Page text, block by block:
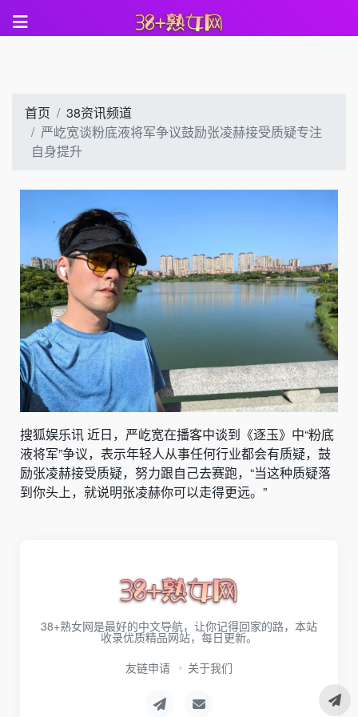
首页
38资讯频道
严屹宽谈粉底液将军争议鼓励张凌赫接受质疑专注
自身提升
搜狐娱乐讯 近日，严屹宽在播客中谈到《逐玉》中“粉底
液将军”争议，表示年轻人从事任何行业都会有质疑，鼓
励张凌赫接受质疑，努力跟自己去赛跑，“当这种质疑落
到你头上，就说明张凌赫你可以走得更远。”
38+熟女网是最好的中文导航，让你记得回家的路，本站
收录优质精品网站，每日更新。
友链申请
关于我们